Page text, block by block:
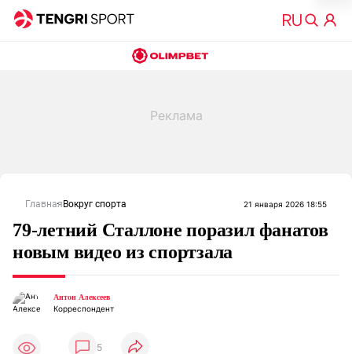
Главная Вокруг спорта 21 января 2026 18:55
79-летний Сталлоне поразил фанатов
новым видео из спортзала
Антон Алексеев
Корреспондент
5